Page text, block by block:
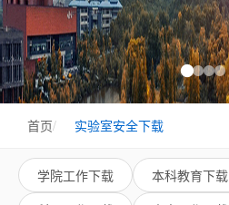
首页/ 实验室安全下载
学院工作下载 本科教育下载